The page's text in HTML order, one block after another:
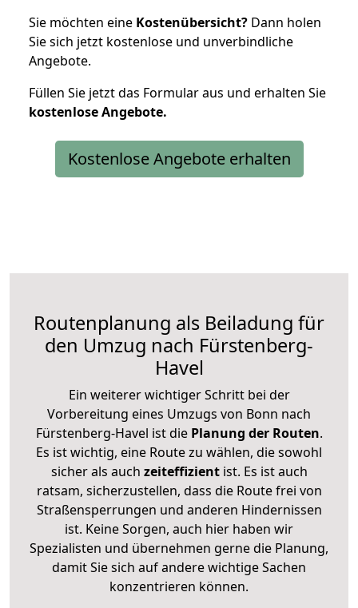
Sie möchten eine Kostenübersicht? Dann holen
Sie sich jetzt kostenlose und unverbindliche
Angebote.
Füllen Sie jetzt das Formular aus und erhalten Sie
kostenloseAngebote.
Kostenlose Angebote erhalten
Routenplanung als Beiladung für
den Umzug nach Fürstenberg-
Havel
Ein weiterer wichtiger Schritt bei der
Vorbereitung eines Umzugs von Bonn nach
Fürstenberg-Havel ist diePlanung der Routen.
Es ist wichtig, eine Route zu wählen, die sowohl
sicher als auch zeiteffizientist. Es ist auch
ratsam, sicherzustellen, dass die Route frei von
Straßensperrungen und anderen Hindernissen
ist. Keine Sorgen, auch hier haben wir
Spezialisten und übernehmen gerne die Planung,
damit Sie sich auf andere wichtige Sachen
konzentrieren können.